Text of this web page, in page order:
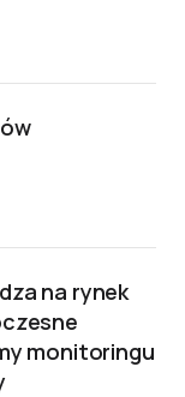
na rynek
monitoringu